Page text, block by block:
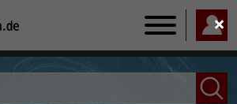
Main
navigation